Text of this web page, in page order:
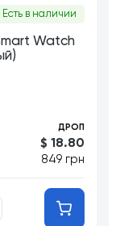
Есть в наличии
Watch
ДРОП
$ 18.80
849 грн